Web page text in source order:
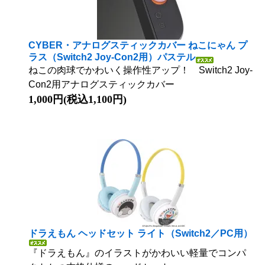
CYBER・アナログスティックカバー ねこにゃん プ
ラス（Switch2 Joy-Con2用）パステル
ねこの肉球でかわいく操作性アップ！ Switch2 Joy-
Con2用アナログスティックカバー
1,000円(税込1,100円)
ドラえもん ヘッドセット ライト（Switch2／PC用）
『ドラえもん』のイラストがかわいい軽量でコンパ